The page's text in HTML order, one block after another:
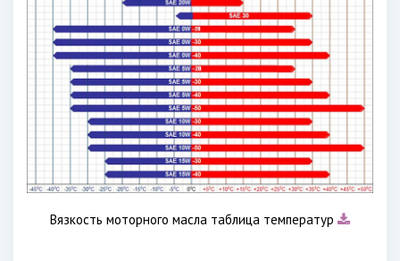
Вязкость моторного масла таблица температур